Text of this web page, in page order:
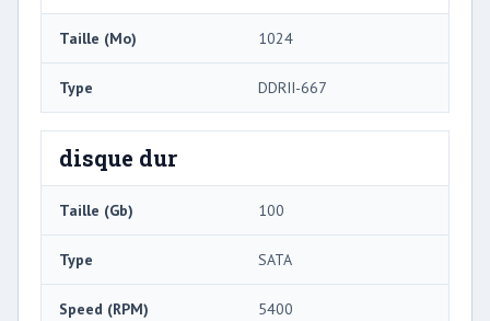
Taille (Mo) 1024
Type DDRII-667
disque dur
Taille (Gb) 100
Type SATA
Speed ​​(RPM) 5400